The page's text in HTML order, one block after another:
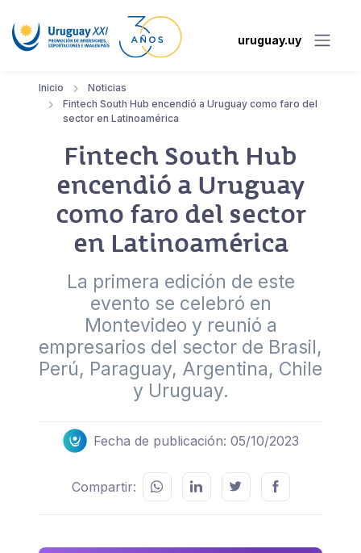
uruguay.uy
Inicio
Noticias
Fintech South Hub encendió a Uruguay como faro del
sector en Latinoamérica
Fintech South Hub
encendió a Uruguay
como faro del sector
en Latinoamérica
La primera edición de este
evento se celebró en
Montevideo y reunió a
empresarios del sector de Brasil,
Perú, Paraguay, Argentina, Chile
y Uruguay.
Fecha de publicación: 05/10/2023
Compartir: